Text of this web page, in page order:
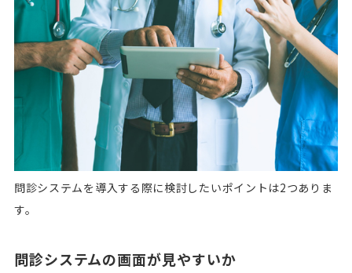
問診システムを導入する際に検討したいポイントは2つありま
す。
問診システムの画面が見やすいか